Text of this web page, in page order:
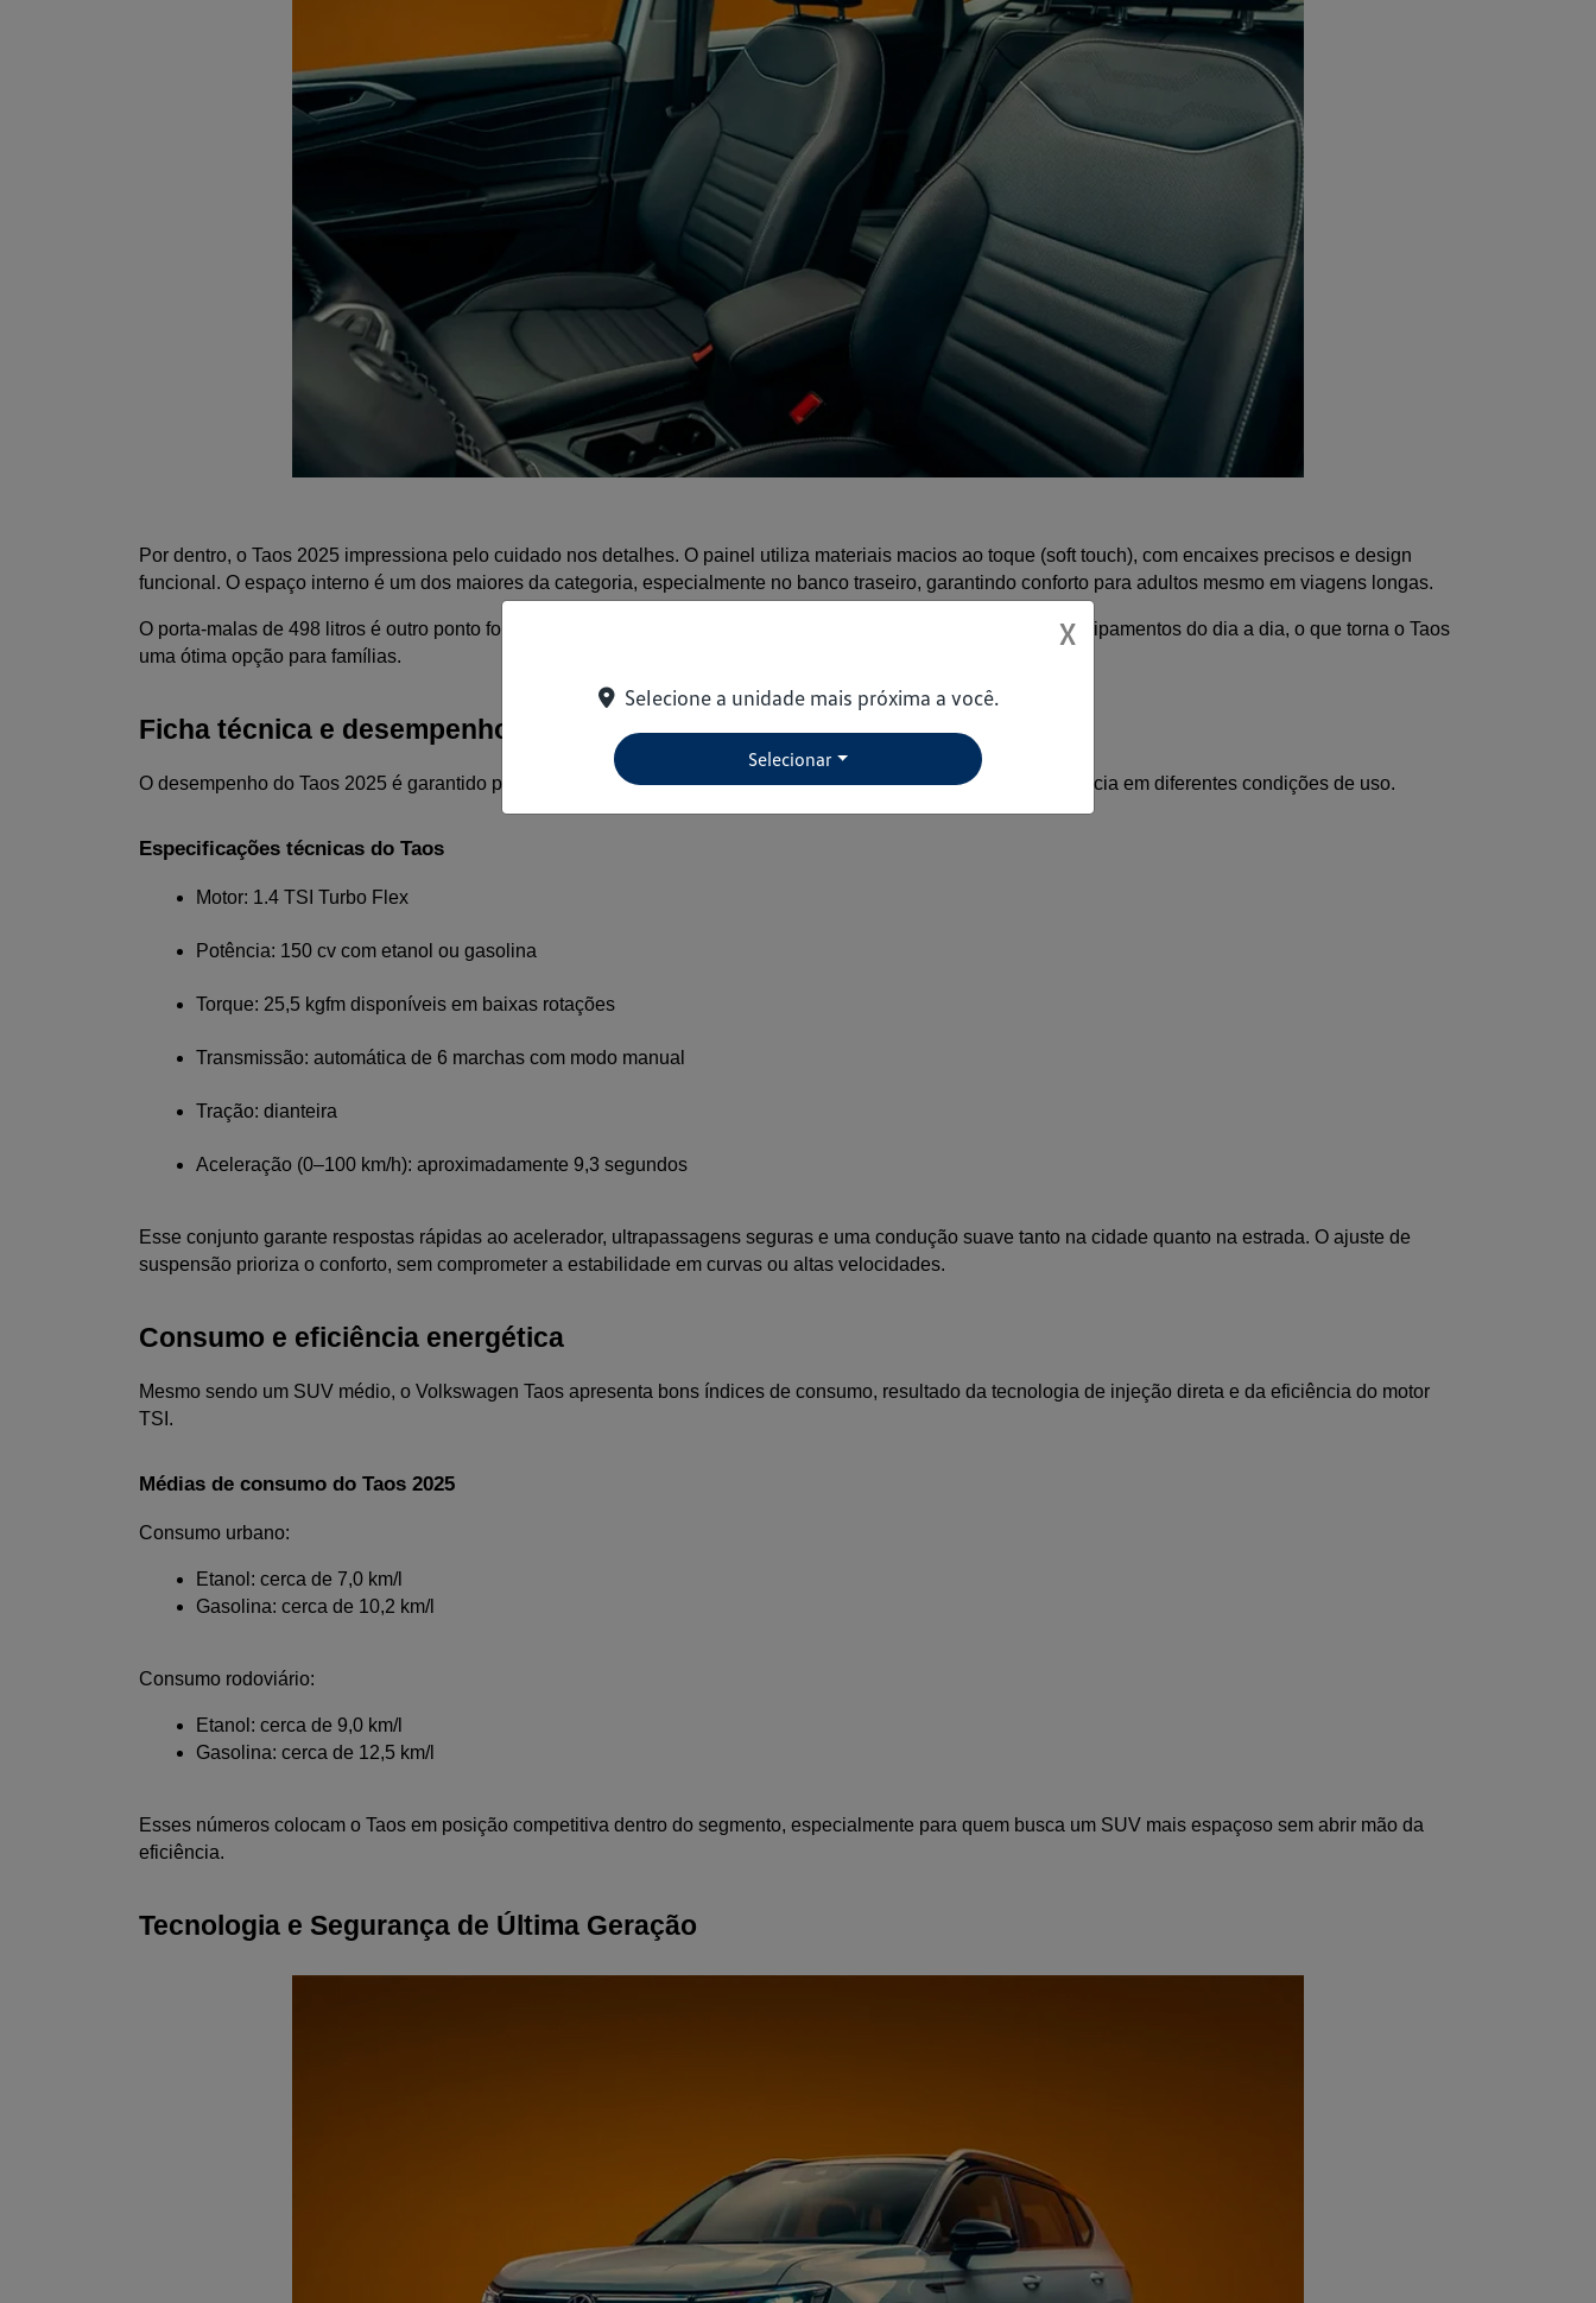
Por dentro, o Taos 2025 impressiona pelo cuidado nos detalhes. O painel utiliza materiais macios ao toque (soft touch), com encaixes precisos e design
funcional. O espaço interno é um dos maiores da categoria, especialmente no banco traseiro, garantindo conforto para adultos mesmo em viagens longas.
O porta-malas de 498 litros é outro ponto forte, oferecendo excelente capacidade para bagagens, compras ou equipamentos do dia a dia, o que torna o Taos
uma ótima opção para famílias.
Ficha técnica e desempenho do Volkswagen Taos
O desempenho do Taos 2025 é garantido pelo já conhecido e confiável motor 250 TSI, que entrega força e eficiência em diferentes condições de uso.
Especificações técnicas do Taos
Motor: 1.4 TSI Turbo Flex
Potência: 150 cv com etanol ou gasolina
Torque: 25,5 kgfm disponíveis em baixas rotações
Transmissão: automática de 6 marchas com modo manual
Tração: dianteira
Aceleração (0–100 km/h): aproximadamente 9,3 segundos
Esse conjunto garante respostas rápidas ao acelerador, ultrapassagens seguras e uma condução suave tanto na cidade quanto na estrada. O ajuste de
suspensão prioriza o conforto, sem comprometer a estabilidade em curvas ou altas velocidades.
Consumo e eficiência energética
Mesmo sendo um SUV médio, o Volkswagen Taos apresenta bons índices de consumo, resultado da tecnologia de injeção direta e da eficiência do motor
TSI.
Médias de consumo do Taos 2025
Consumo urbano:
Etanol: cerca de 7,0 km/l
Gasolina: cerca de 10,2 km/l
Consumo rodoviário:
Etanol: cerca de 9,0 km/l
Gasolina: cerca de 12,5 km/l
Esses números colocam o Taos em posição competitiva dentro do segmento, especialmente para quem busca um SUV mais espaçoso sem abrir mão da
eficiência.
Tecnologia e Segurança de Última Geração
X
Selecione a unidade mais próxima a você.
Selecionar